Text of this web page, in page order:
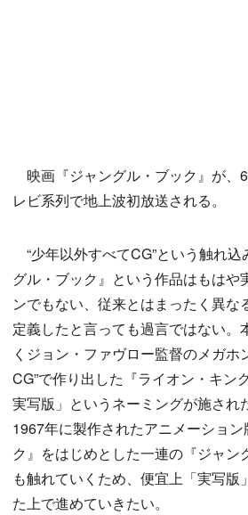
映画『ジャングル・ブック』が、
レビ系列で地上波初放送される。
“少年以外すべてCG”という触れ
グル・ブック』という作品はもはや
ンでもない、従来とはまったく異な
定義したと言っても過言ではない。
くジョン・ファヴロー監督のメガホ
CG”で作り出した『ライオン・キン
実写版」というネーミングが施され
1967年に製作されたアニメーショ
ク』をはじめとした一連の『ジャン
も触れていくため、便宜上「実写版
た上で進めていきたい。